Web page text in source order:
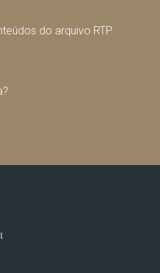
do arquivo RTP